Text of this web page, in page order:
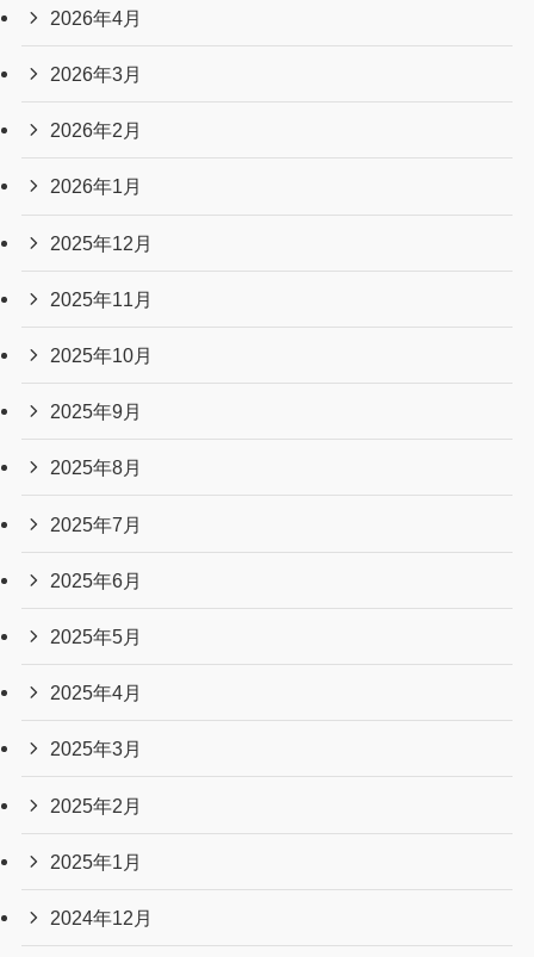
アーカイブ
2026年7月
2026年6月
2026年5月
2026年4月
2026年3月
2026年2月
2026年1月
2025年12月
2025年11月
2025年10月